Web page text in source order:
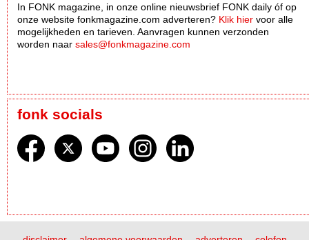
In FONK magazine, in onze online nieuwsbrief FONK daily óf op
onze website fonkmagazine.com adverteren? Klik hier voor alle
mogelijkheden en tarieven. Aanvragen kunnen verzonden
worden naar sales@fonkmagazine.com
fonk socials